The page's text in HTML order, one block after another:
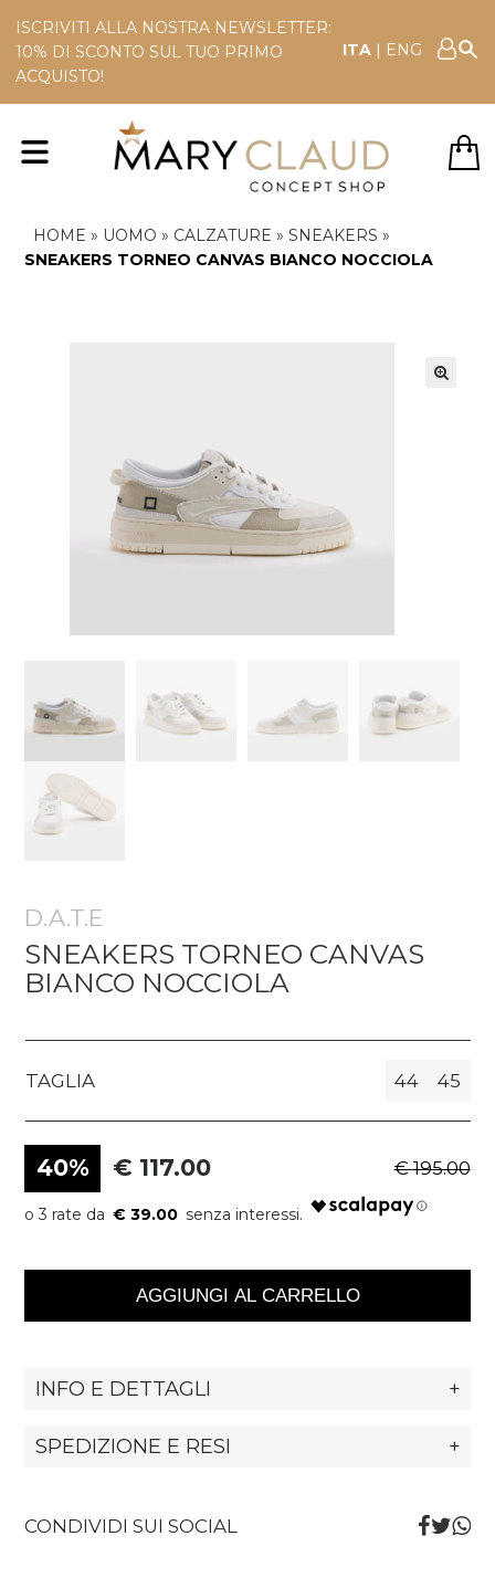
ISCRIVITI ALLA NOSTRA NEWSLETTER:
10% DI SCONTO SUL TUO PRIMO
ACQUISTO!
ITA | ENG
HOME » UOMO » CALZATURE » SNEAKERS »
SNEAKERS TORNEO CANVAS BIANCO NOCCIOLA
D.A.T.E
SNEAKERS TORNEO CANVAS
BIANCO NOCCIOLA
TAGLIA 44 45
40% € 117.00 € 195.00
€ 39.00
AGGIUNGI AL CARRELLO
INFO E DETTAGLI +
SPEDIZIONE E RESI +
CONDIVIDI SUI SOCIAL